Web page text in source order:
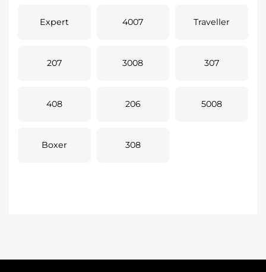
Expert 4007 Traveller
207 3008 307
408 206 5008
Boxer 308